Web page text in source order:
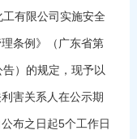
有限公司实施安全
条例》（广东省第
）的规定，现予以
害关系人在公示期
布之日起5个工作日